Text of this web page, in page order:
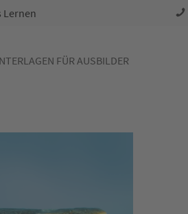
Lernen
FÜR AUSBILDER